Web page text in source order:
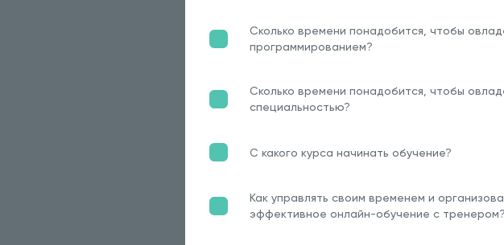
Сколько времени понадобится, чтобы
программированием?
Сколько времени понадобится, чтобы
специальностью?
С какого курса начинать обучение?
Как управлять своим временем и
эффективное онлайн-обучение с тренером?